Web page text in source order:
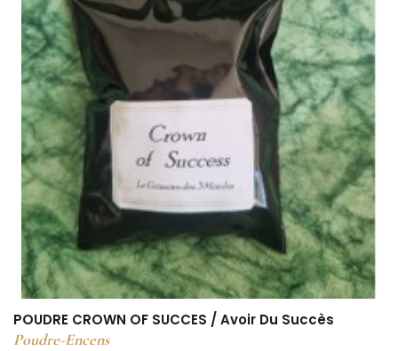
POUDRE CROWN OF SUCCES / Avoir Du Succès
Poudre-Encens